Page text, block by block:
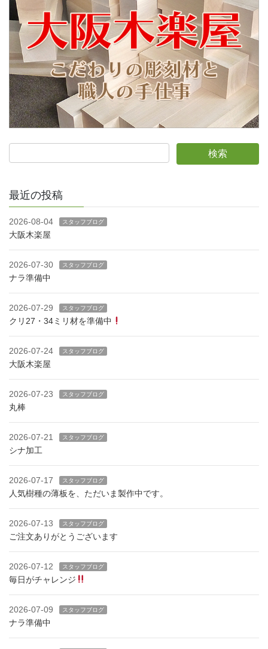
最近の投稿
2026-08-04 スタッフブログ
大阪木楽屋
2026-07-30 スタッフブログ
ナラ準備中
2026-07-29 スタッフブログ
クリ27・34ミリ材を準備中
2026-07-24 スタッフブログ
大阪木楽屋
2026-07-23 スタッフブログ
丸棒
2026-07-21 スタッフブログ
シナ加工
2026-07-17 スタッフブログ
人気樹種の薄板を、ただいま製作中です。
2026-07-13 スタッフブログ
ご注文ありがとうございます
2026-07-12 スタッフブログ
毎日がチャレンジ
2026-07-09 スタッフブログ
ナラ準備中